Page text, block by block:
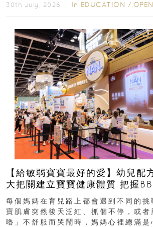
30th July, 2026 ｜ In EDUCATION / OPEN
【給敏弱寶寶最好的愛】幼兒配
大把關建立寶寶健康體質 把握
每個媽媽在育兒路上都會遇到不同的挑
寶肌膚突然後天泛紅、抓個不停，或者
嚕」不舒服而哭鬧時，媽媽心裡總滿是